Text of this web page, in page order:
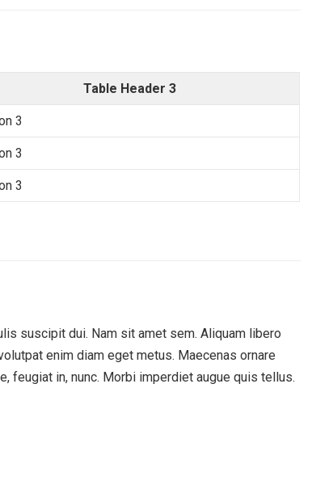
Table Header 3
3
3
3
suscipit dui. Nam sit amet sem. Aliquam libero
enim diam eget metus. Maecenas ornare
feugiat in, nunc. Morbi imperdiet augue quis tellus.